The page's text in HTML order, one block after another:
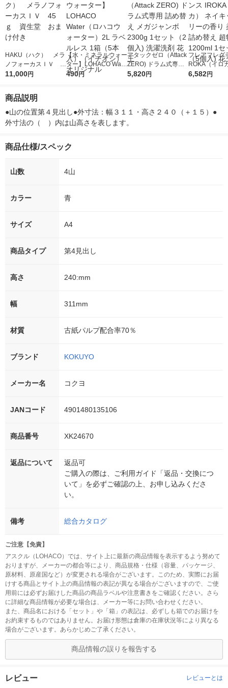
HAKU（ハク） メラ
ノフォーカスＩＶ 4
5ｇ 資生堂 おまけ
11,000円
【水・ミネラルウォー
ター】LOHACO Wate
r（ロハコウォータ
490円
アタックゼロ（Attack
ZERO) ドラム式専用
詰め替え メガジャン
5,820円
フレアフレグ
ROKA（イロ
イキッドリリ
6,582円
商品説明
●山の位置第４見出し●外寸法：幅３１１・高さ２４０（＋１５）●
外寸法の（　）内は山高さを表します。
商品仕様/スペック
山数 4山
カラー 青
サイズ A4
商品タイプ 第4見出し
高さ 240:mm
幅 311mm
材質 古紙パルプ配合率70％
ブランド KOKUYO
メーカー名 コクヨ
JANコード 4901480135106
商品番号 XK24670
返品について
返品可
ご購入の際は、ご利用ガイド「返品・交換につ
いて」を必ずご確認の上、お申し込みくださ
い。
備考 総合カタログ
ご注意【免責】
アスクル（LOHACO）では、サイト上に最新の商品情報を表示するよう努めて
おりますが、メーカーの都合等により、商品規格・仕様（容量、パッケージ、
原材料、原産国など）が変更される場合がございます。このため、実際にお届
けする商品とサイト上の商品情報の表記が異なる場合がございますので、ご使
用前には必ずお届けした商品の商品ラベルや注意書きをご確認ください。さら
に詳細な商品情報が必要な場合は、メーカー等にお問い合わせください。
また、商品名における「セット」や「箱」の表記は、必ずしも箱でのお届けを
お約束するものではありません。お届け形態は倉庫の在庫状況等により異なる
場合がございます。あらかじめご了承ください。
商品情報の誤りを報告する
レビュー レビューとは